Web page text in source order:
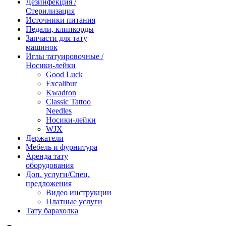
Дезинфекция /
Стерилизация
Источники питания
Педали, клипкорды
Запчасти для тату
машинок
Иглы татуировочные /
Носики-лейки
Good Luck
Excalibur
Kwadron
Classic Tattoo
Needles
Носики-лейки
WJX
Держатели
Мебель и фурнитура
Аренда тату
оборудования
Доп. услуги/Спец.
предложения
Видео инструкции
Платные услуги
Тату барахолка